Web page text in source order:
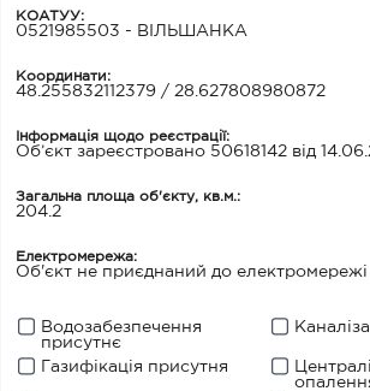
КОАТУУ:
0521985503 - ВІЛЬШАНКА
Координати:
48.255832112379 / 28.627808980872
Інформація щодо реєстрації:
Об’єкт зареєстровано 50618142 від
Загальна площа об'єкту, кв.м.:
204.2
Електромережа:
Об'єкт не приєднаний до електромережі
Водозабезпечення
присутнє
Газифікація присутня